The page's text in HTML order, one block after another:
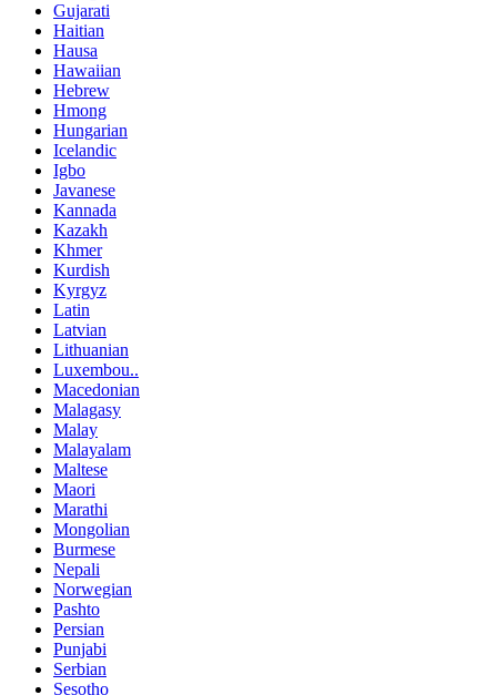
Gujarati
Haitian
Hausa
Hawaiian
Hebrew
Hmong
Hungarian
Icelandic
Igbo
Javanese
Kannada
Kazakh
Khmer
Kurdish
Kyrgyz
Latin
Latvian
Lithuanian
Luxembou..
Macedonian
Malagasy
Malay
Malayalam
Maltese
Maori
Marathi
Mongolian
Burmese
Nepali
Norwegian
Pashto
Persian
Punjabi
Serbian
Sesotho